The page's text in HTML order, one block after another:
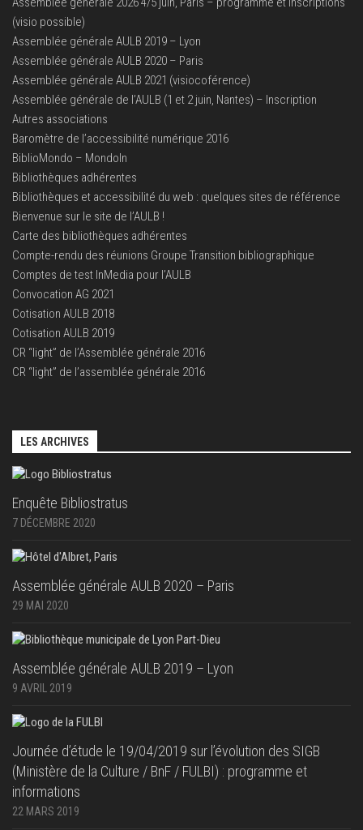
(visio possible)
Assemblée générale AULB 2019 – Lyon
Assemblée générale AULB 2020 – Paris
Assemblée générale AULB 2021 (visiocoférence)
Assemblée générale de l’AULB (1 et 2 juin, Nantes) – Inscription
Autres associations
Baromètre de l’accessibilité numérique 2016
BiblioMondo – MondoIn
Bibliothèques adhérentes
Bibliothèques et accessibilité du web : quelques sites de référence
Bienvenue sur le site de l’AULB !
Carte des bibliothèques adhérentes
Compte-rendu des réunions Groupe Transition bibliographique
Comptes de test InMedia pour l’AULB
Convocation AG 2021
Cotisation AULB 2018
Cotisation AULB 2019
CR “light” de l’Assemblée générale 2016
CR “light” de l’assemblée générale 2016
LES ARCHIVES
Enquête Bibliostratus
7 DÉCEMBRE 2020
Assemblée générale AULB 2020 – Paris
29 MAI 2020
Assemblée générale AULB 2019 – Lyon
9 AVRIL 2019
Journée d’étude le 19/04/2019 sur l’évolution des SIGB
(Ministère de la Culture / BnF / FULBI) : programme et
informations
22 MARS 2019